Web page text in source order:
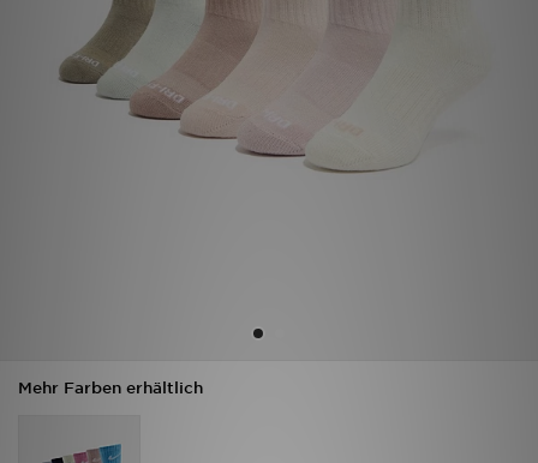
Mehr Farben erhältlich
Lade die APP
Filialfinder